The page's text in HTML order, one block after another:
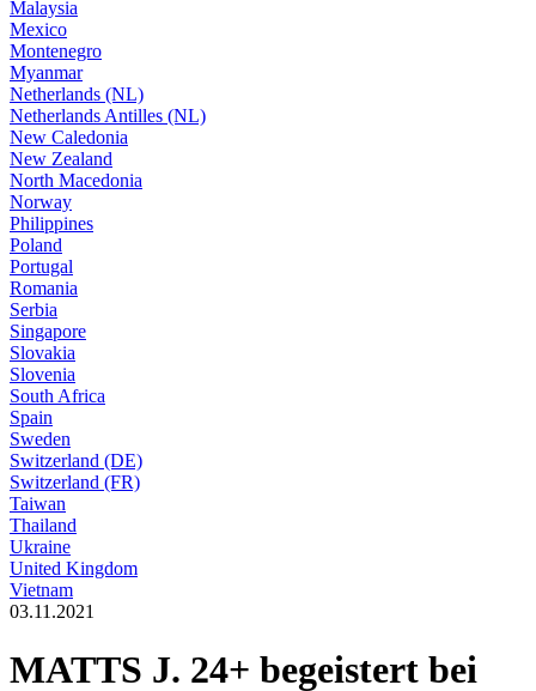
Malaysia
Mexico
Montenegro
Myanmar
Netherlands (NL)
Netherlands Antilles (NL)
New Caledonia
New Zealand
North Macedonia
Norway
Philippines
Poland
Portugal
Romania
Serbia
Singapore
Slovakia
Slovenia
South Africa
Spain
Sweden
Switzerland (DE)
Switzerland (FR)
Taiwan
Thailand
Ukraine
United Kingdom
Vietnam
03.11.2021
MATTS J. 24+ begeistert bei